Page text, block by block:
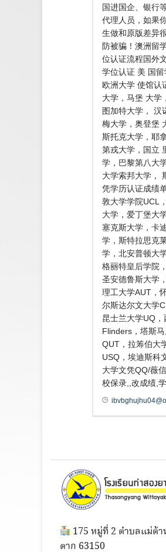
国进国企、银行
代理人员，如果
生做和原版差异
防被骗！澳洲留
位认证流程国外
学位认证 美 国
欧洲大学 使馆认
大学，马堡 大学
图加特大学， 汉
梅大学，奥登堡
斯托克大学，耶
第戎大学，国立
学，巴黎第八大
大学索邦大学，
凭学历认证成绩
敦大学学院UCL
大学，爱丁堡大
塞克斯大学，卡
学，斯特拉思克
学，北安普顿大
格丽特皇后学院
圣安德鲁斯大学
理工大学AUT，
尔斯达尔文大学
昆士兰大学UQ
Flinders，塔斯
QUT，拉筹伯大
USQ，埃迪斯科
大学文凭QQ/薇
校保录,,改成绩,
175 หมู่ที่ 2 ตำบลแม่ต้า
ตาก 63150